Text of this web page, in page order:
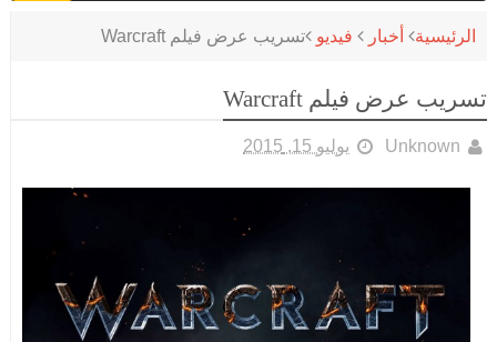
الرئيسية أخبار فيديو تسريب عرض فيلم Warcraft
تسريب عرض فيلم Warcraft
Unknown يوليو 15, 2015